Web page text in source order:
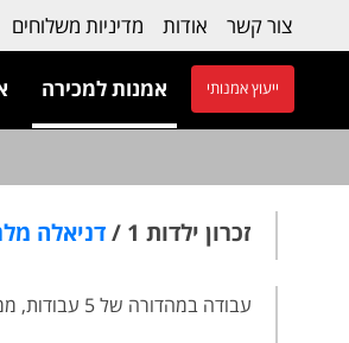
צור קשר אודות מדיניות משלוחים
ייעוץ אמנותי אמנות למכירה
זכרון ילדות 1 / דניאלה
עבודה במהדורה של 5 עבודות, ממוספרת וחתומה.